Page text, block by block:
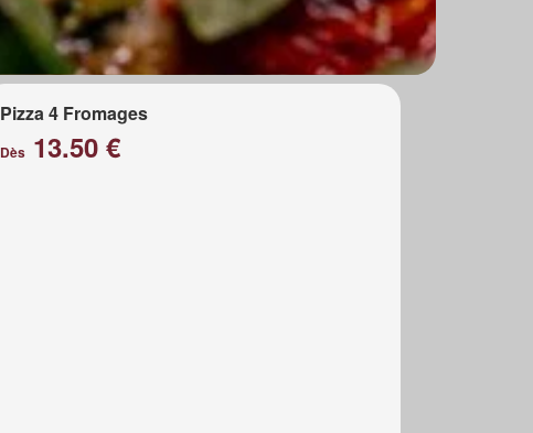
Pizza 4 Fromages
Dès 13.50 €